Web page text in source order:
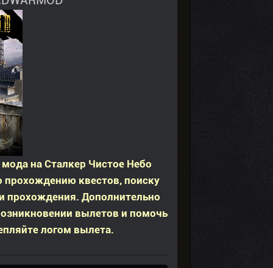
на Сталкер Чистое Небо
прохождению квестов, поиску
прохождения. Дополнительно
вылетов и помочь
логом вылета.